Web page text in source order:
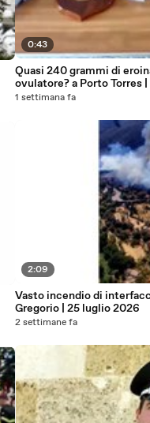
0:43
Quasi 240 grammi di
ovulatore? a Porto Torres
1 settimana fa
2:09
Vasto incendio di
Gregorio | 25 luglio 2026
2 settimane fa